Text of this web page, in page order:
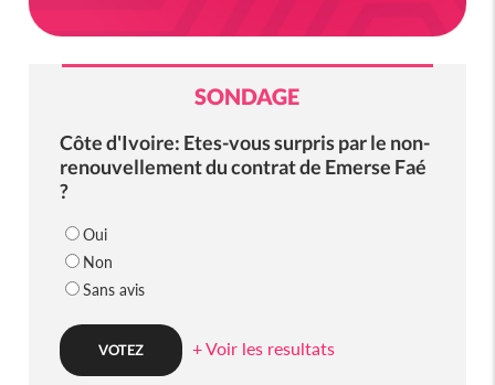
SONDAGE
Côte d'Ivoire: Etes-vous surpris par le non-
renouvellement du contrat de Emerse Faé
?
Oui
Non
Sans avis
+ Voir les resultats